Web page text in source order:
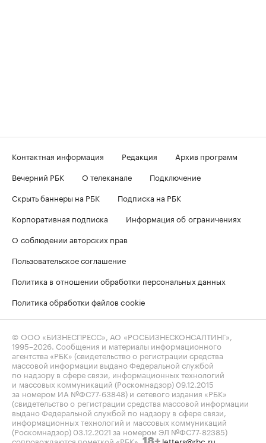
Контактная информация Редакция
Архив программ
Вечерний РБК
О телеканале
Подключение
Скрыть баннеры на РБК
Подписка на РБК
Корпоративная подписка
Информация об ограничениях
О соблюдении авторских прав
Пользовательское соглашение
Политика в отношении обработки персональных данных
Политика обработки файлов cookie
© ООО «БИЗНЕСПРЕСС», АО «РОСБИЗНЕСКОНСАЛТИНГ»,
1995–2026 . Сообщения и материалы информационного
агентства «РБК» (свидетельство о регистрации средства
массовой информации выдано Федеральной службой
по надзору в сфере связи, информационных технологий
и массовых коммуникаций (Роскомнадзор) 09.12.2015
за номером ИА №ФС77-63848) и сетевого издания «РБК»
(свидетельство о регистрации средства массовой информации
выдано Федеральной службой по надзору в сфере связи,
информационных технологий и массовых коммуникаций
(Роскомнадзор) 03.12.2021 за номером ЭЛ №ФС77-82385)
сопровождаются пометкой «РБК».
letters@rbc.ru